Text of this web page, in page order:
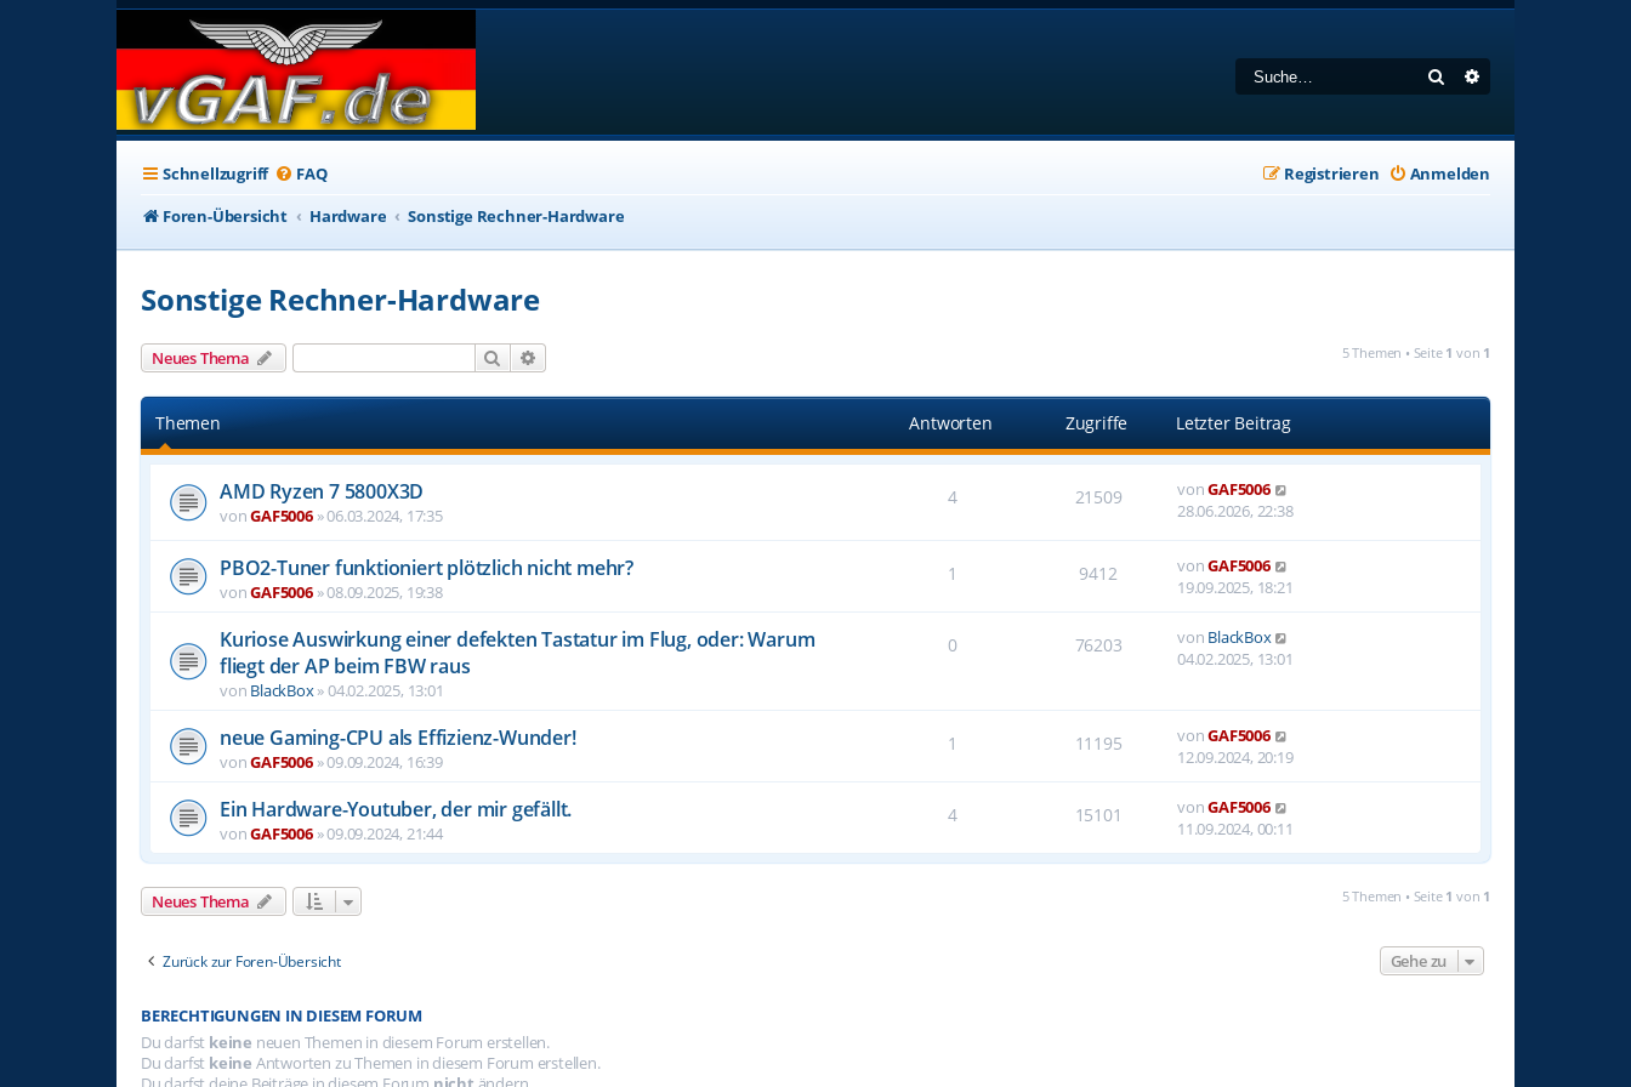
Suche
Schnellzugriff FAQ Anmelden
Registrieren
Foren-Übersicht
Hardware Sonstige Rechner-Hardware
Sonstige Rechner-Hardware
Neues Thema Suche 5 Themen • Seite 1 von 1
Themen Antworten Zugriffe Letzter Beitrag
AMD Ryzen 7 5800X3D
vonGAF5006»06.03.2024, 17:35
4 21509 vonGAF5006
28.06.2026, 22:38
PBO2-Tuner funktioniert plötzlich nicht mehr?
vonGAF5006»08.09.2025, 19:38
1 9412 vonGAF5006
19.09.2025, 18:21
Kuriose Auswirkung einer defekten Tastatur im Flug, oder: Warum
fliegt der AP beim FBW raus
von BlackBox»04.02.2025, 13:01
0 76203 von BlackBox
04.02.2025, 13:01
neue Gaming-CPU als Effizienz-Wunder!
vonGAF5006»09.09.2024, 16:39
1 11195 vonGAF5006
12.09.2024, 20:19
Ein Hardware-Youtuber, der mir gefällt.
vonGAF5006»09.09.2024, 21:44
4 15101 vonGAF5006
11.09.2024, 00:11
Neues Thema 5 Themen • Seite 1 von 1
Zurück zur Foren-Übersicht Gehe zu
BERECHTIGUNGEN IN DIESEM FORUM
Du darfst keine neuen Themen in diesem Forum erstellen.
Du darfst keine Antworten zu Themen in diesem Forum erstellen.